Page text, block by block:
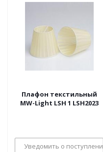
Плафон текстильный
MW-Light LSH 1 LSH2023
Уведомить о поступлении